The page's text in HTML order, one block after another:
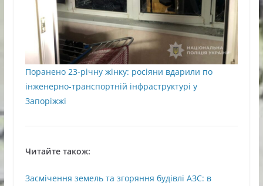
Поранено 23-річну жінку: росіяни вдарили по
інженерно-транспортній інфраструктурі у
Запоріжжі
Читайте також:
Засмічення земель та згоряння будівлі АЗС: в